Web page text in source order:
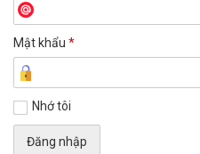
Mật khẩu *
Nhớ tôi